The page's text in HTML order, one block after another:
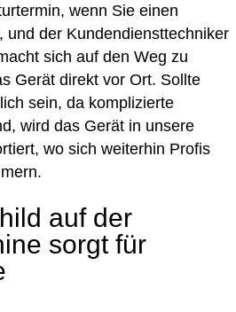
wenn Sie einen
und der Kundendiensttechniker
sich auf den Weg zu
Gerät direkt vor Ort. Sollte
sein, da komplizierte
wird das Gerät in unsere
wo sich weiterhin Profis
auf der
sorgt für